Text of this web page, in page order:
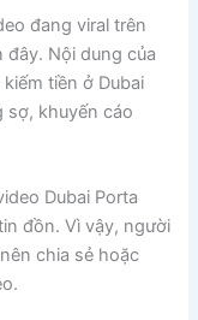
đang viral trên
Nội dung của
tiền ở Dubai
sợ, khuyến cáo
Dubai Porta
đồn. Vì vậy, người
chia sẻ hoặc